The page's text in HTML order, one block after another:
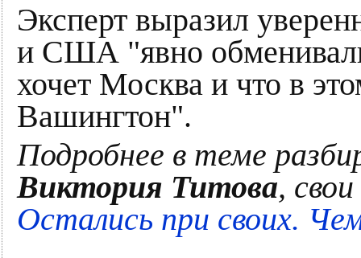
Эксперт выразил
и США "явно
хочет Москва и что в
Вашингтон".
Подробнее в теме
Виктория Титова,
Остались при своих.